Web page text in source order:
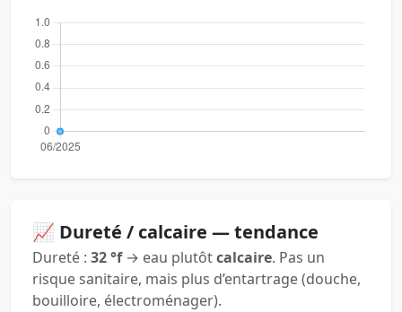
📈 Dureté / calcaire — tendance
Dureté : 32 °f→ eau plutôtcalcaire. Pas un
risque sanitaire, mais plus d’entartrage (douche,
bouilloire, électroménager).